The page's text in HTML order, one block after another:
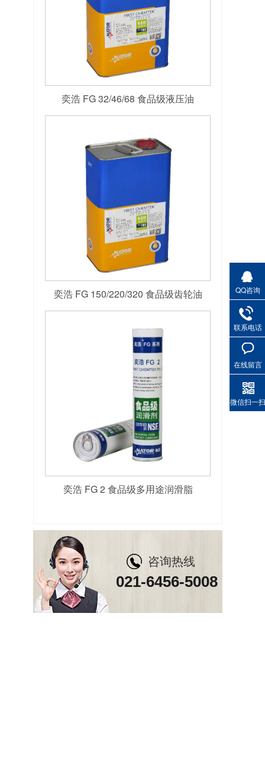
奕浩 FG 32/46/68 食品级液压油
奕浩 FG 150/220/320 食品级齿轮油
奕浩 FG 2 食品级多用途润滑脂
咨询热线
021-6456-5008
QQ咨询
联系电话
在线留言
微信扫一扫